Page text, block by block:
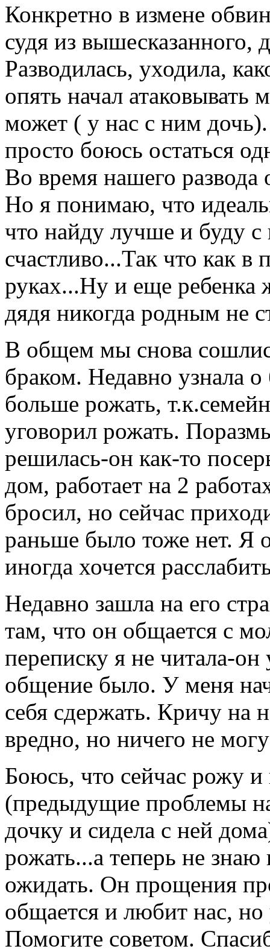
Конкретно в измене
судя из вышесказанного,
Разводилась, уходила,
опять начал атаковывать
может ( у нас с ним
просто боюсь остаться
Во время нашего развода
Но я понимаю, что
что найду лучше и буду
счастливо...Так что как
руках...Ну и еще ребенка
дядя никогда родным не
В общем мы снова
браком. Недавно узнала
больше рожать,
уговорил рожать.
решилась-он как-то
дом, работает на 2
бросил, но сейчас
раньше было тоже нет. Я
иногда хочется
Недавно зашла на его
там, что он общается с
переписку я не читала-
общение было. У меня
себя сдержать. Кричу на
вредно, но ничего не
Боюсь, что сейчас рожу и
(предыдущие проблемы
дочку и сидела с ней
рожать...а теперь не знаю
ожидать. Он прощения
общается и любит нас,
Помогите советом.